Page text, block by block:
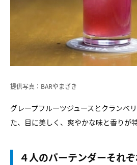
提供写真：BARやまざき
グレープフルーツジュースとクランベ
た、目に美しく、爽やかな味と香りが
４人のバーテンダーそれ